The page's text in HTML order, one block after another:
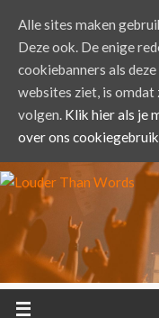
Alle sites maken
Deze ook. De enige
cookiebanners als
websites ziet, is omdat
volgen. Klik hier als je
over ons